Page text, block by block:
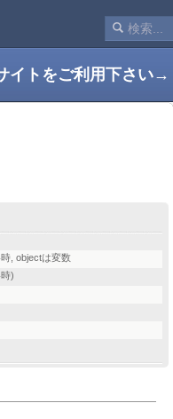
イトをご利用下さい→
, objectは変数
)